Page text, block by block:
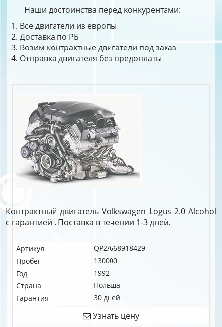
Наши достоинства перед конкурентами:
Все двигатели из европы
Доставка по РБ
Возим контрактные двигатели под заказ
Отправка двигателя без предоплаты
Контрактный двигатель Volkswagen Logus 2.0 Alcohol
c гарантией . Поставка в течении 1-3 дней.
Артикул
QP2/668918429
Пробег
130000
Год
1992
Страна
Польша
Гарантия
30 дней
Узнать цену